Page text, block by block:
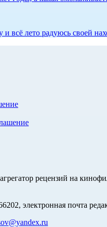
всё лето радуюсь своей
рецензий на
электронная почта